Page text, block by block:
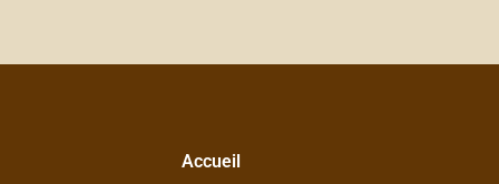
Accueil